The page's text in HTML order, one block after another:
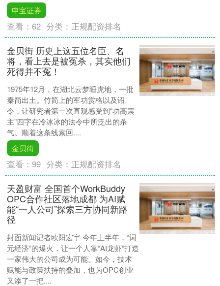
申宝证券
查看：62 分类： 正规配资排名
金贝街 历史上这五位名臣、名
将，看上去是被冤杀，其实他们
死得并不冤！
1975年12月，在湖北云梦睡虎地，一批
秦简出土。竹简上的军功赏格以及诏
令，让研究者第一次直观感受到“功高震
主”四字在冷冰冰的法令中所泛出的杀
气。顺着这条线索回....
金贝街
查看：99 分类： 正规配资排名
天盈财富 全国首个WorkBuddy
OPC合作社区落地成都 为AI赋
能“一人公司”探索三方协同新路
径
封面新闻记者欧阳宏宇 今年上半年，“词
元经济”的爆火，让一个人靠“AI龙虾”打造
一家伟大的公司成为可能。如今，技术
赋能与政策扶持的叠加，也为OPC创业
又添了一把....